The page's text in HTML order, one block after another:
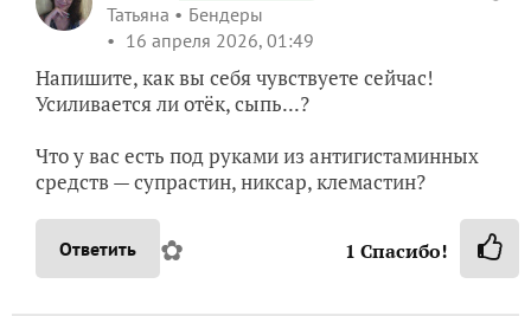
Татьяна
Бендеры
16 апреля 2026, 01:49
Напишите, как вы себя чувствуете сейчас!
Усиливается ли отёк, сыпь...?
Что у вас есть под руками из антигистаминных
средств — супрастин, никсар, клемастин?
Ответить ✿ 1 Спасибо!